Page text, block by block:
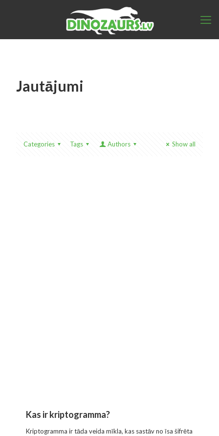
Jautājumi
Categories Tags Authors Show all
Kas ir kriptogramma?
Kriptogramma ir tāda veida mīkla, kas sastāv no īsa šifrēta